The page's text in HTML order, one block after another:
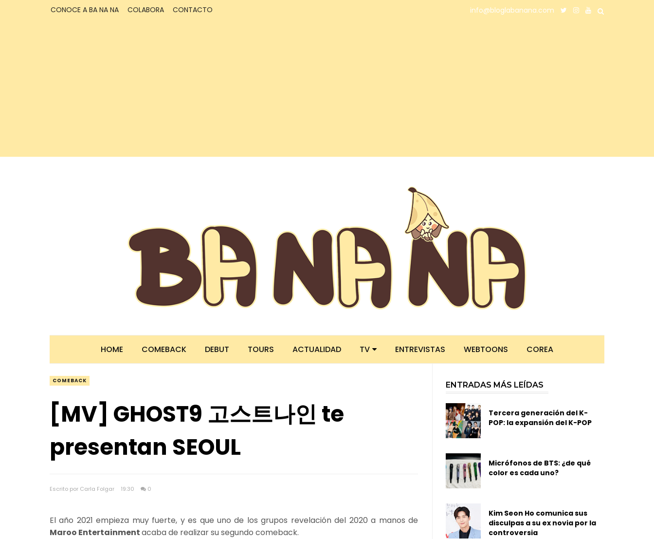
CONOCE A BA NA NA COLABORA CONTACTO info@bloglabanana.com
HOME COMEBACK DEBUT TOURS ACTUALIDAD TV ENTREVISTAS WEBTOONS COREA
COMEBACK
[MV] GHOST9 고스트나인 te
presentan SEOUL
Escrito por Carla Folgar 19:30 0
El año 2021 empieza muy fuerte, y es que uno de los grupos revelación del 2020 a manos de
Maroo Entertainmentacaba de realizar su segundo comeback.
ENTRADAS MÁS LEÍDAS
Tercera generación del K-
POP: la expansión del K-POP
Micrófonos de BTS: ¿de qué
color es cada uno?
Kim Seon Ho comunica sus
disculpas a su ex novia por la
controversia